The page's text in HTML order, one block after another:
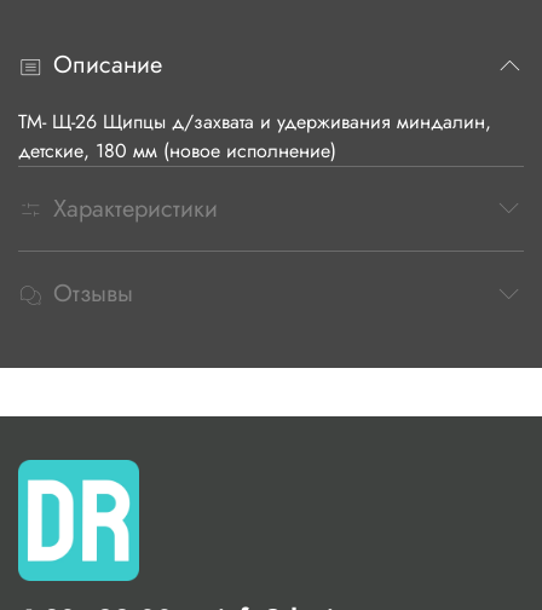
Описание
ТМ- Щ-26 Щипцы д/захвата и удерживания миндалин,
детские, 180 мм (новое исполнение)
Характеристики
Отзывы